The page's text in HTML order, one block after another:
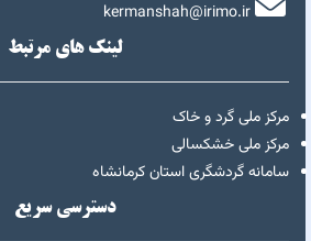
kermanshah@irimo.ir
لینک های مرتبط
مرکز ملی گرد و خاک
مرکز ملی خشکسالی
سامانه گردشگری استان کرمانشاه
دسترسی سریع